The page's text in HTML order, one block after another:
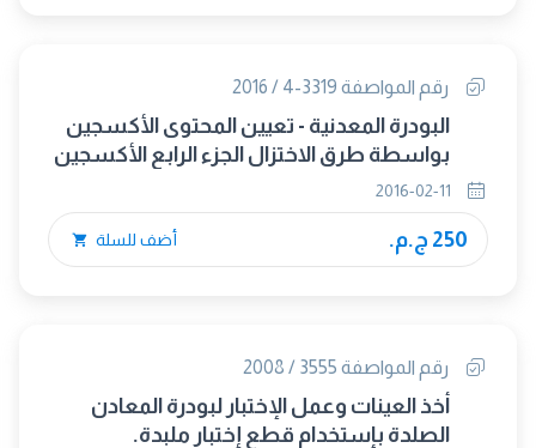
رقم المواصفة 3319-4 / 2016
البودرة المعدنية - تعيين المحتوى الأكسجين
بواسطة طرق الاختزال الجزء الرابع الأكسجين
الكلى بواسطة الإختزال – الإستخلاص
250 ج.م. أضف للسلة
رقم المواصفة 3555 / 2008
أخذ العينات وعمل الإختبار لبودرة المعادن
الصلدة بإستخدام قطع إختبار ملبدة.